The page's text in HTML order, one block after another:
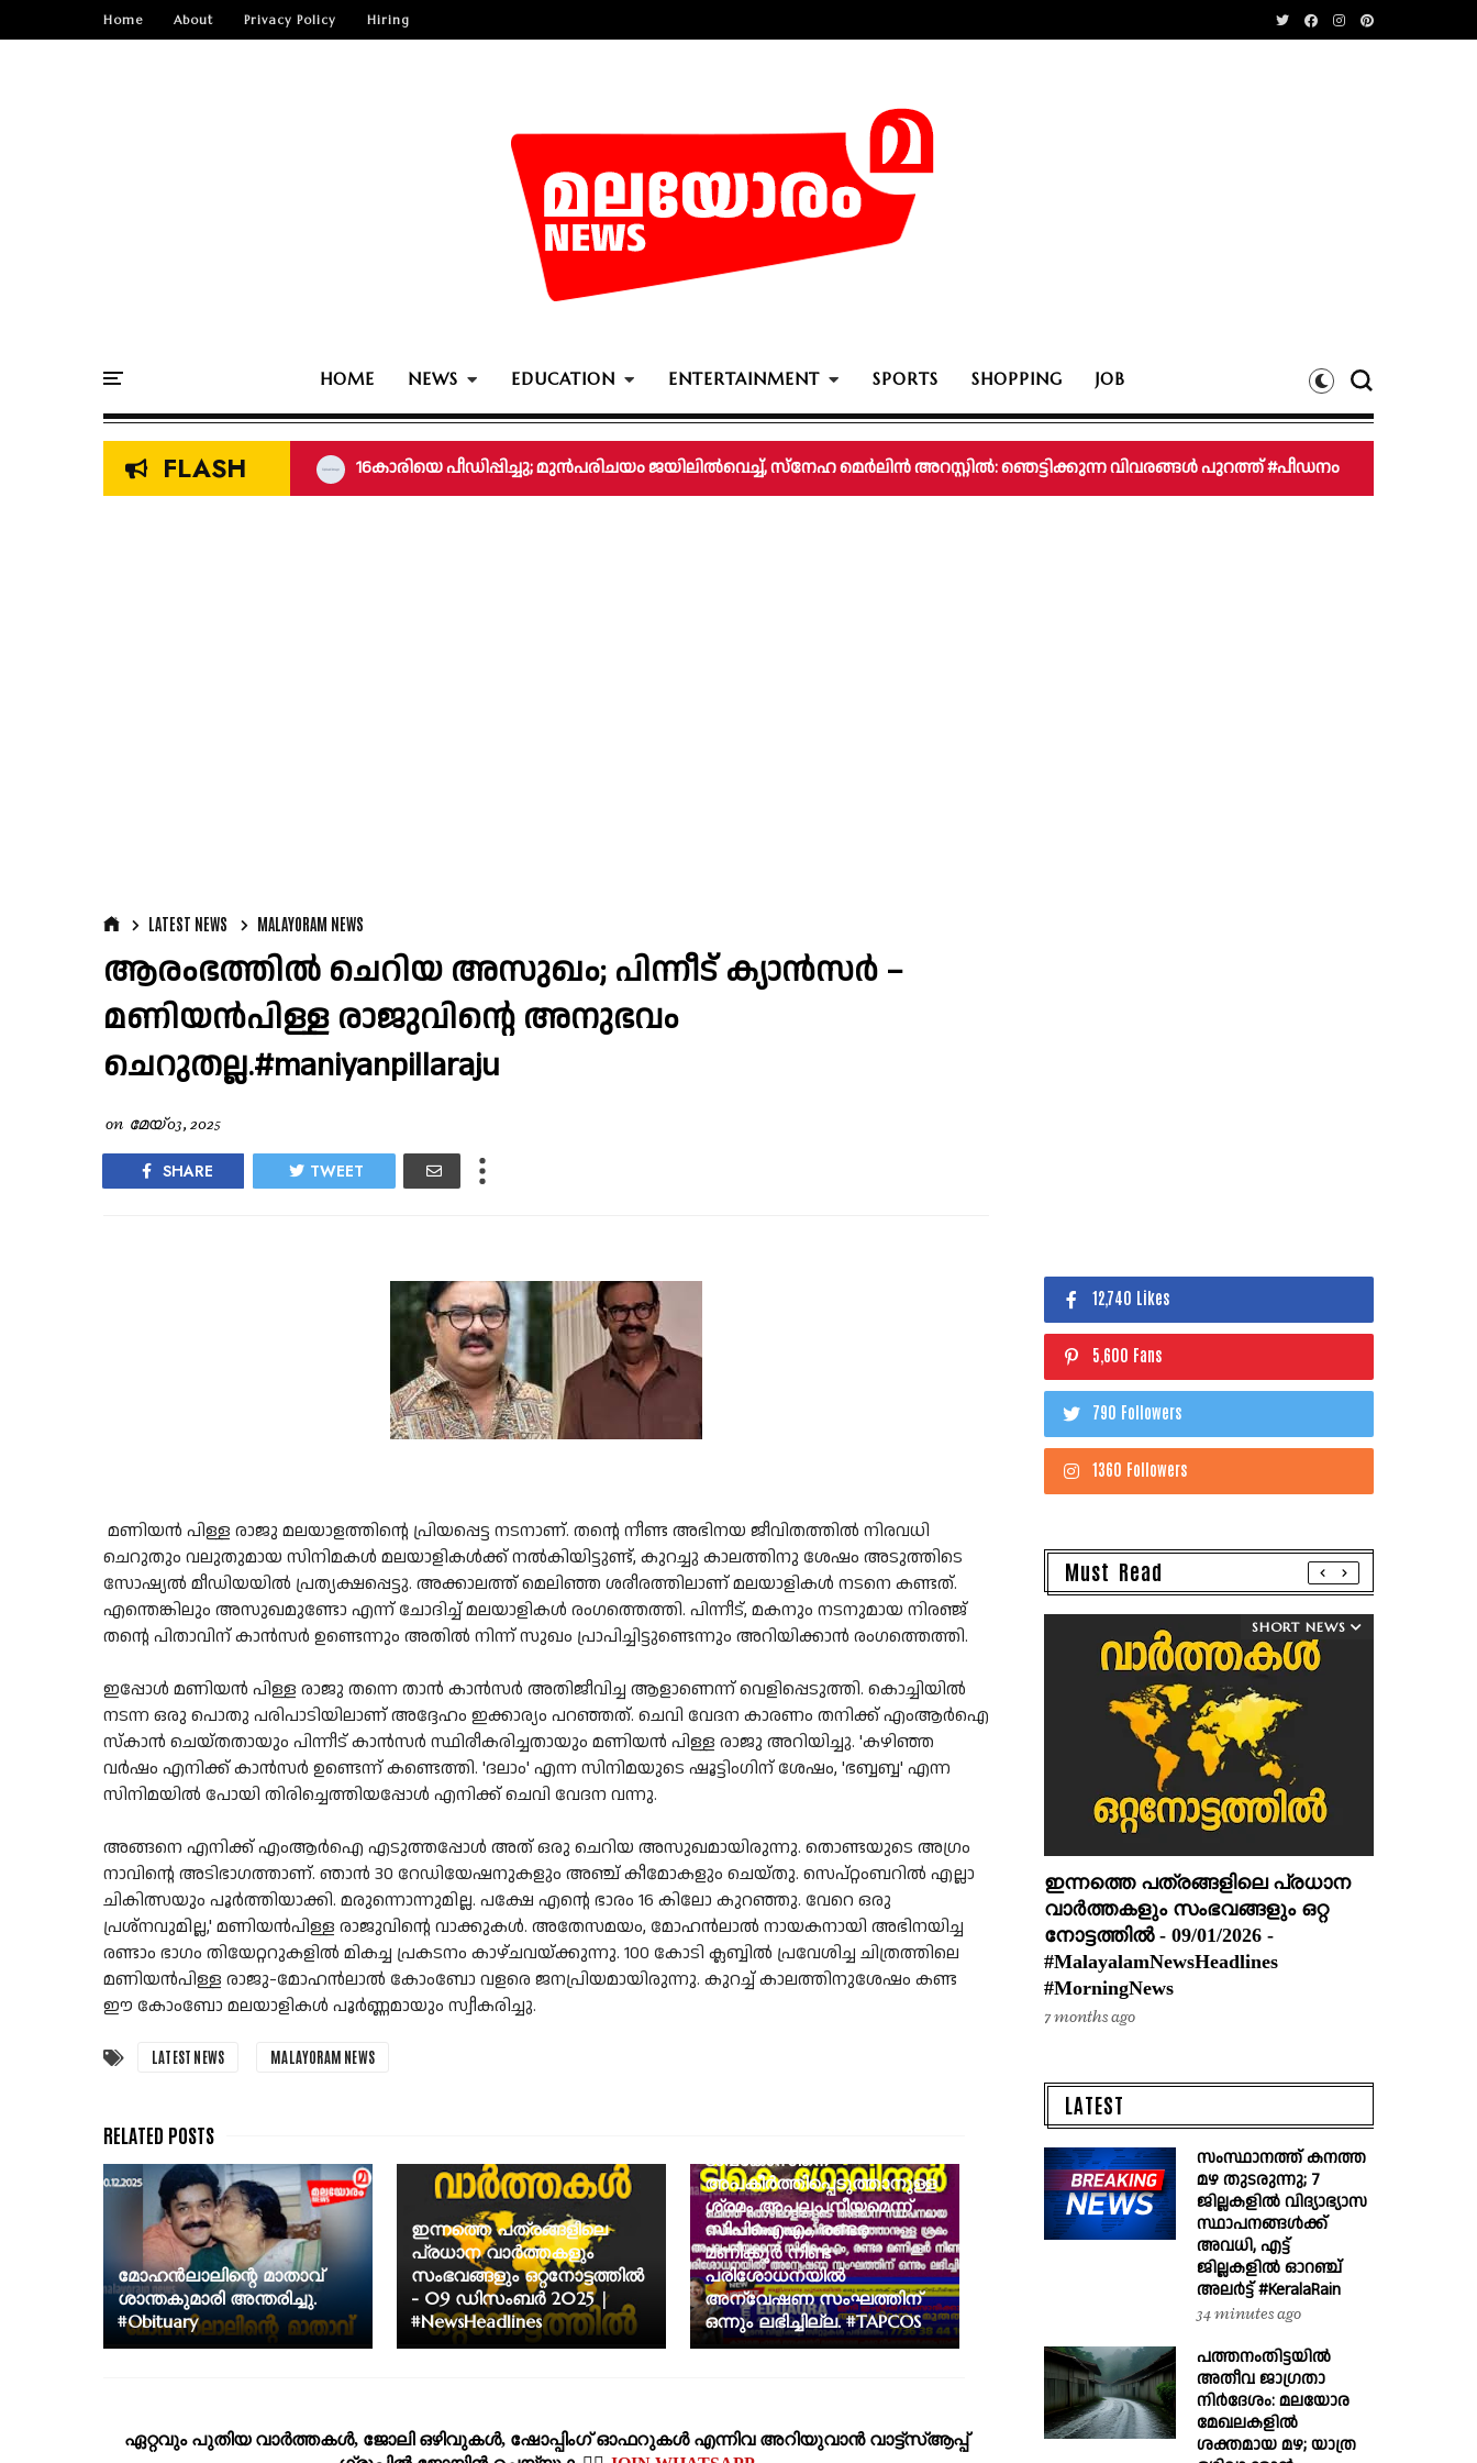
Home About Privacy Policy Hiring
HOME NEWS EDUCATION ENTERTAINMENT SPORTS SHOPPING JOB
FLASH 16കാരിയെ പീഡിപ്പിച്ചു; മുൻപരിചയം ജയിലിൽവെച്ച്, സ്നേഹ മെർലിൻ അറസ്റ്റിൽ: ഞെട്ടിക്കുന്ന വിവരങ്ങൾ പുറത്ത് #പീഡനം
LATEST NEWS MALAYORAM NEWS
ആരംഭത്തിൽ ചെറിയ അസുഖം; പിന്നീട് ക്യാൻസർ –
മണിയൻപിള്ള രാജുവിന്റെ അനുഭവം
ചെറുതല്ല.#maniyanpillaraju
on മേയ് 03, 2025
SHARE TWEET
മണിയൻ പിള്ള രാജു മലയാളത്തിന്റെ പ്രിയപ്പെട്ട നടനാണ്. തന്റെ നീണ്ട അഭിനയ ജീവിതത്തിൽ നിരവധി
ചെറുതും വലുതുമായ സിനിമകൾ മലയാളികൾക്ക് നൽകിയിട്ടുണ്ട്, കുറച്ചു കാലത്തിനു ശേഷം അടുത്തിടെ
സോഷ്യൽ മീഡിയയിൽ പ്രത്യക്ഷപ്പെട്ടു. അക്കാലത്ത് മെലിഞ്ഞ ശരീരത്തിലാണ് മലയാളികൾ നടനെ കണ്ടത്.
എന്തെങ്കിലും അസുഖമുണ്ടോ എന്ന് ചോദിച്ച് മലയാളികൾ രംഗത്തെത്തി. പിന്നീട്, മകനും നടനുമായ നിരഞ്ജ്
തന്റെ പിതാവിന് കാൻസർ ഉണ്ടെന്നും അതിൽ നിന്ന് സുഖം പ്രാപിച്ചിട്ടുണ്ടെന്നും അറിയിക്കാൻ രംഗത്തെത്തി.
ഇപ്പോൾ മണിയൻ പിള്ള രാജു തന്നെ താൻ കാൻസർ അതിജീവിച്ച ആളാണെന്ന് വെളിപ്പെടുത്തി. കൊച്ചിയിൽ
നടന്ന ഒരു പൊതു പരിപാടിയിലാണ് അദ്ദേഹം ഇക്കാര്യം പറഞ്ഞത്. ചെവി വേദന കാരണം തനിക്ക് എംആർഐ
സ്കാൻ ചെയ്തതായും പിന്നീട് കാൻസർ സ്ഥിരീകരിച്ചതായും മണിയൻ പിള്ള രാജു അറിയിച്ചു. 'കഴിഞ്ഞ
വർഷം എനിക്ക് കാൻസർ ഉണ്ടെന്ന് കണ്ടെത്തി. 'ദലാം' എന്ന സിനിമയുടെ ഷൂട്ടിംഗിന് ശേഷം, 'ഭബ്ബബ്ബ' എന്ന
സിനിമയിൽ പോയി തിരിച്ചെത്തിയപ്പോൾ എനിക്ക് ചെവി വേദന വന്നു.
അങ്ങനെ എനിക്ക് എംആർഐ എടുത്തപ്പോൾ അത് ഒരു ചെറിയ അസുഖമായിരുന്നു. തൊണ്ടയുടെ അഗ്രം
നാവിന്റെ അടിഭാഗത്താണ്. ഞാൻ 30 റേഡിയേഷനുകളും അഞ്ച് കീമോകളും ചെയ്തു. സെപ്റ്റംബറിൽ എല്ലാ
ചികിത്സയും പൂർത്തിയാക്കി. മരുന്നൊന്നുമില്ല. പക്ഷേ എന്റെ ഭാരം 16 കിലോ കുറഞ്ഞു. വേറെ ഒരു
പ്രശ്നവുമില്ല,' മണിയൻപിള്ള രാജുവിന്റെ വാക്കുകൾ. അതേസമയം, മോഹൻലാൽ നായകനായി അഭിനയിച്ച
രണ്ടാം ഭാഗം തിയേറ്ററുകളിൽ മികച്ച പ്രകടനം കാഴ്ചവയ്ക്കുന്നു. 100 കോടി ക്ലബ്ബിൽ പ്രവേശിച്ച ചിത്രത്തിലെ
മണിയൻപിള്ള രാജു-മോഹൻലാൽ കോംബോ വളരെ ജനപ്രിയമായിരുന്നു. കുറച്ച് കാലത്തിനുശേഷം കണ്ട
ഈ കോംബോ മലയാളികൾ പൂർണ്ണമായും സ്വീകരിച്ചു.
LATEST NEWS MALAYORAM NEWS
മോഹൻലാലിന്റെ മാതാവ്
ശാന്തകുമാരി അന്തരിച്ചു.
#Obituary
ഇന്നത്തെ പത്രങ്ങളിലെ
പ്രധാന വാർത്തകളും
സംഭവങ്ങളും ഒറ്റനോട്ടത്തിൽ
- 09 ഡിസംബർ 2025 |
#NewsHeadlines
ടാപ്കോസിനെ
അപകീർത്തിപ്പെടുത്താനുള്ള
ശ്രമം അപലപനീയമെന്ന്
സിപിഐഎം, രണ്ടര
മണിക്കൂർ നീണ്ട
പരിശോധനയിൽ
അന്വേഷണ സംഘത്തിന്
ഒന്നും ലഭിച്ചില്ല. #TAPCOS
ഏറ്റവും പുതിയ വാര്‍ത്തകള്‍, ജോലി ഒഴിവുകള്‍, ഷോപ്പിംഗ്‌ ഓഫറുകള്‍ എന്നിവ അറിയുവാന്‍ വാട്ട്സ്ആപ്പ്
12,740 Likes
5,600 Fans
790 Followers
1360 Followers
Must Read
SHORT NEWS
ഇന്നത്തെ പത്രങ്ങളിലെ പ്രധാന
വാർത്തകളും സംഭവങ്ങളും ഒറ്റ
നോട്ടത്തിൽ - 09/01/2026 -
#MalayalamNewsHeadlines
#MorningNews
7 months ago
LATEST
സംസ്ഥാനത്ത് കനത്ത
മഴ തുടരുന്നു; 7
ജില്ലകളിൽ വിദ്യാഭ്യാസ
സ്ഥാപനങ്ങൾക്ക്
അവധി, എട്ട്
ജില്ലകളിൽ ഓറഞ്ച്
അലർട്ട് #KeralaRain
34 minutes ago
പത്തനംതിട്ടയിൽ
അതീവ ജാഗ്രതാ
നിർദേശം: മലയോര
മേഖലകളിൽ
ശക്തമായ മഴ; യാത്ര